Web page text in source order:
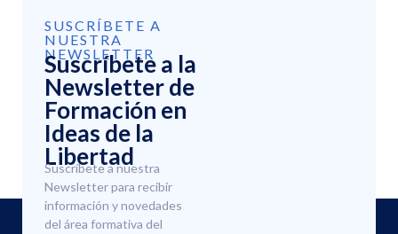
SUSCRÍBETE A
NUESTRA
NEWSLETTER
Suscríbete a la
Newsletter de
Formación en
Ideas de la
Libertad
Suscríbete a nuestra
Newsletter para recibir
información y novedades
del área formativa del